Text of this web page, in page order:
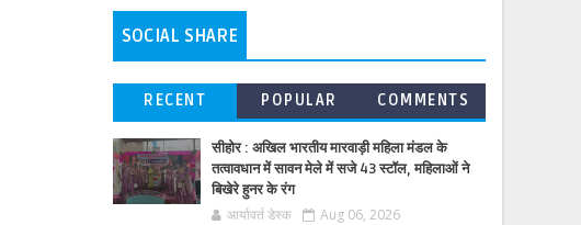
SOCIAL SHARE
RECENT POPULAR COMMENTS
सीहोर : अखिल भारतीय मारवाड़ी महिला मंडल के
तत्वावधान में सावन मेले में सजे 43 स्टॉल, महिलाओं ने
बिखेरे हुनर के रंग
आर्यावर्त डेस्क Aug 06, 2026